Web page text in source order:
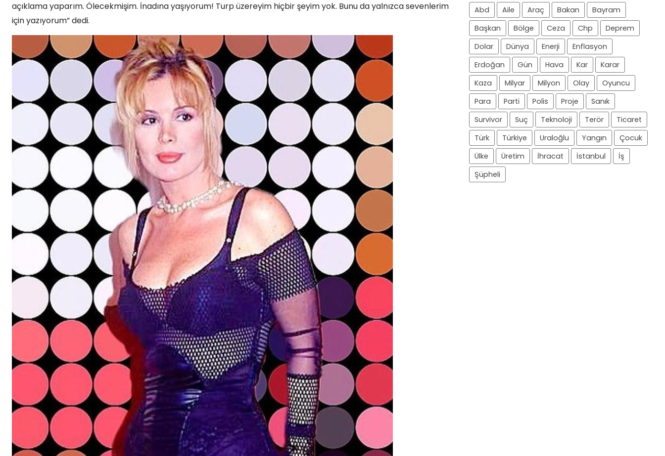
açıklama yaparım. Ölecekmişim. İnadına yaşıyorum! Turp üzereyim hiçbir şeyim yok. Bunu da yalnızca sevenlerim
için yazıyorum” dedi.
Abd Aile Araç Bakan
Bayram
Başkan
Bölge Ceza Chp
Deprem
Dolar
Dünya Enerji
Enflasyon
Erdoğan
Gün Hava Kar
Karar
Kaza
Milyar Milyon Olay
Oyuncu
Para
Parti Polis Proje
Sanık
Survivor
Suç Teknoloji Terör
Ticaret
Türk
Türkiye Uraloğlu Yangın
Çocuk
Ülke
Üretim İhracat İstanbul
İş
Şüpheli